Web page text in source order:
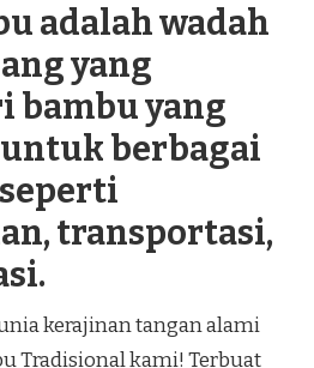
adalah wadah
yang
bambu yang
berbagai
transportasi,
kerajinan tangan alami
Tradisional kami! Terbuat